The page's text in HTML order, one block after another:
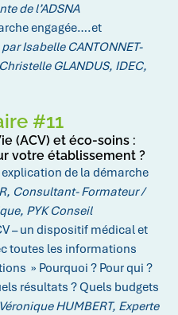
de l’ADSNA
engagée….et
par Isabelle CANTONNET-
GLANDUS, IDEC,
#11
(ACV) et éco-soins :
votre établissement ?
explication de la démarche
Consultant- Formateur /
PYK Conseil
– un dispositif médical et
toutes les informations
» Pourquoi ? Pour qui ?
résultats ? Quels budgets
Véronique HUMBERT, Experte